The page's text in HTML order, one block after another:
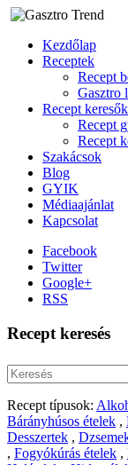
Kezdőlap
Receptek
Recept
Gasztro
Recept keresők
Recept
Recept
Szakácsok
Blog
GYIK
Médiaajánlat
Kapcsolat
Facebook
Twitter
Google+
RSS
Recept keresés
Recept típusok:
Bárányhúsos ételek ,
Desszertek ,
, Fogyókúrás ételek ,